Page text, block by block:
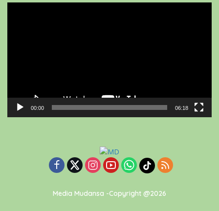
00:00 06:18
Media Mudansa -Copyright @2026